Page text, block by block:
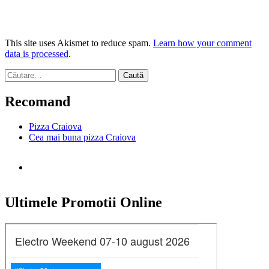
This site uses Akismet to reduce spam. Learn how your comment
data is processed.
Caută
după:
Recomand
Pizza Craiova
Cea mai buna pizza Craiova
Ultimele Promotii Online